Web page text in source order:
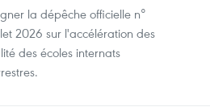
la dépêche officielle n°
2026 sur l'accélération des
des écoles internats